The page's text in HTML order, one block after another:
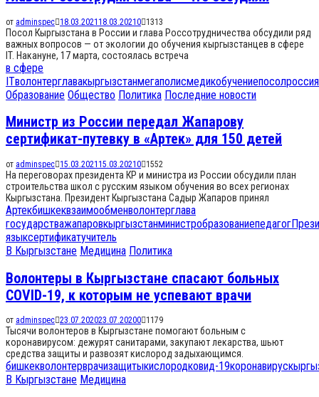
от adminspec 18.03.2021 18.03.20210 1313
Посол Кыргызстана в России и глава Россотрудничества обсудили ряд
важных вопросов — от экологии до обучения кыргызстанцев в сфере
IT. Накануне, 17 марта, состоялась встреча
в сфере
ITволонтерглавакыргызстанмегаполисмедикобучениепосолроссия
Образование Общество Политика Последние новости
Министр из России передал Жапарову
сертификат-путевку в «Артек» для 150 детей
от adminspec 15.03.2021 15.03.20210 1552
На переговорах президента КР и министра из России обсудили план
строительства школ с русским языком обучения во всех регионах
Кыргызстана. Президент Кыргызстана Садыр Жапаров принял
Артекбишкеквзаимообменволонтерглава
государстважапаровкыргызстанминистробразованиепедагог
языксертификатучитель
В Кыргызстане Медицина Политика
Волонтеры в Кыргызстане спасают больных
COVID-19, к которым не успевают врачи
от adminspec 23.07.202023.07.20200 1179
Тысячи волонтеров в Кыргызстане помогают больным с
коронавирусом: дежурят санитарами, закупают лекарства, шьют
средства защиты и развозят кислород задыхающимся.
бишкекволонтерврачизащитыкислородковид-19коронавирус
В Кыргызстане Медицина